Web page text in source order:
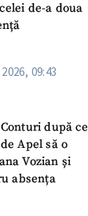
de-a doua
09:43
după ce
Apel să o
Vozian și
absența